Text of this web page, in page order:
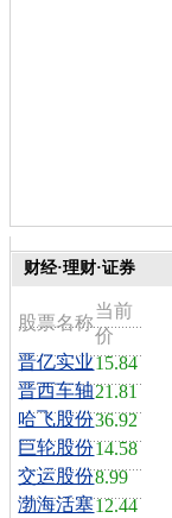
财经·理财·证券
股票名称
当前
价
晋亿实业15.84
晋西车轴21.81
哈飞股份36.92
巨轮股份14.58
交运股份8.99
渤海活塞12.44